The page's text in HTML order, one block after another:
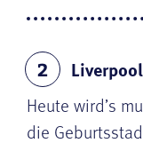
2
Heute wird’s
die